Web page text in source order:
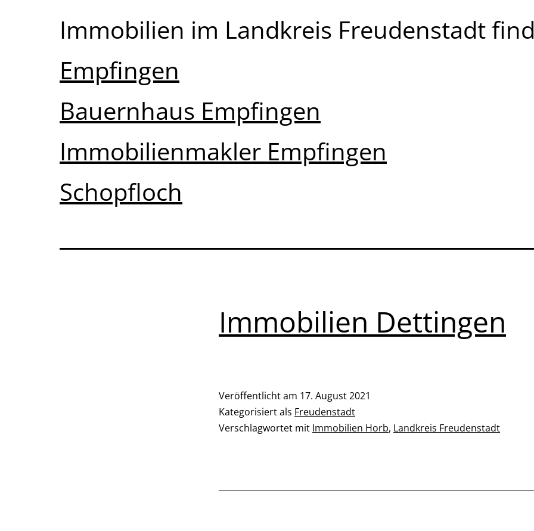
Immobilien im Landkreis Freudenstadt
Empfingen
Bauernhaus Empfingen
Immobilienmakler Empfingen
Schopfloch
Immobilien Dettingen
Veröffentlicht am 17. August 2021
Kategorisiert als Freudenstadt
Verschlagwortet mit Immobilien Horb, Landkreis Freudenstadt